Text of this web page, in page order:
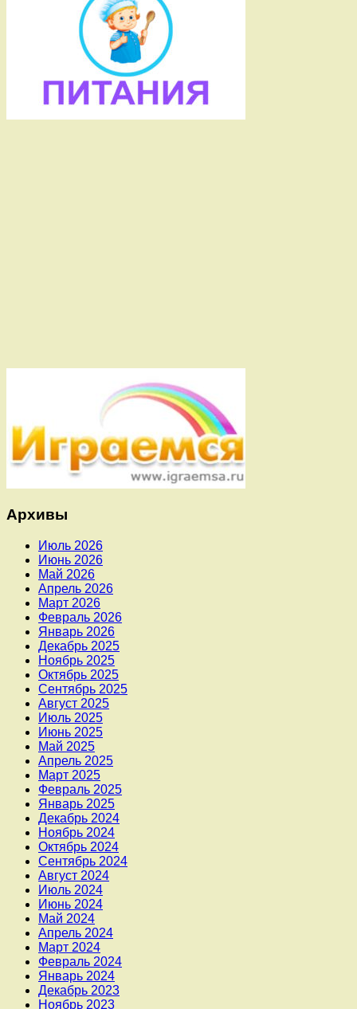
Архивы
Июль 2026
Июнь 2026
Май 2026
Апрель 2026
Март 2026
Февраль 2026
Январь 2026
Декабрь 2025
Ноябрь 2025
Октябрь 2025
Сентябрь 2025
Август 2025
Июль 2025
Июнь 2025
Май 2025
Апрель 2025
Март 2025
Февраль 2025
Январь 2025
Декабрь 2024
Ноябрь 2024
Октябрь 2024
Сентябрь 2024
Август 2024
Июль 2024
Июнь 2024
Май 2024
Апрель 2024
Март 2024
Февраль 2024
Январь 2024
Декабрь 2023
Ноябрь 2023